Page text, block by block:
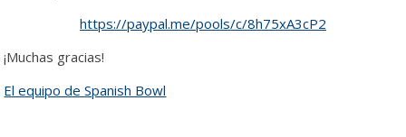
https://paypal.me/pools/c/8h75xA3cP2
¡Muchas gracias!
El equipo de Spanish Bowl